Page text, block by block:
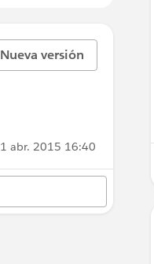
Nueva versión
1 abr. 2015 16:40